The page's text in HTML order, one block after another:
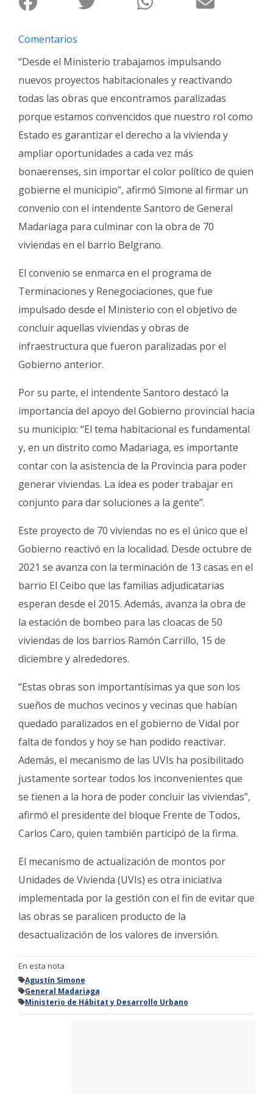
Fúnebres
Comentarios
“Desde el Ministerio trabajamos impulsando
nuevos proyectos habitacionales y reactivando
todas las obras que encontramos paralizadas
porque estamos convencidos que nuestro rol como
Estado es garantizar el derecho a la vivienda y
ampliar oportunidades a cada vez más
bonaerenses, sin importar el color político de quien
gobierne el municipio”, afirmó Simone al firmar un
convenio con el intendente Santoro de General
Madariaga para culminar con la obra de 70
viviendas en el barrio Belgrano.
El convenio se enmarca en el programa de
Terminaciones y Renegociaciones, que fue
impulsado desde el Ministerio con el objetivo de
concluir aquellas viviendas y obras de
infraestructura que fueron paralizadas por el
Gobierno anterior.
Por su parte, el intendente Santoro destacó la
importancia del apoyo del Gobierno provincial hacia
su municipio: “El tema habitacional es fundamental
y, en un distrito como Madariaga, es importante
contar con la asistencia de la Provincia para poder
generar viviendas. La idea es poder trabajar en
conjunto para dar soluciones a la gente”.
Este proyecto de 70 viviendas no es el único que el
Gobierno reactivó en la localidad. Desde octubre de
2021 se avanza con la terminación de 13 casas en el
barrio El Ceibo que las familias adjudicatarias
esperan desde el 2015. Además, avanza la obra de
la estación de bombeo para las cloacas de 50
viviendas de los barrios Ramón Carrillo, 15 de
diciembre y alrededores.
“Estas obras son importantísimas ya que son los
sueños de muchos vecinos y vecinas que habían
quedado paralizados en el gobierno de Vidal por
falta de fondos y hoy se han podido reactivar.
Además, el mecanismo de las UVIs ha posibilitado
justamente sortear todos los inconvenientes que
se tienen a la hora de poder concluir las viviendas”,
afirmó el presidente del bloque Frente de Todos,
Carlos Caro, quien también participó de la firma.
El mecanismo de actualización de montos por
Unidades de Vivienda (UVIs) es otra iniciativa
implementada por la gestión con el fin de evitar que
las obras se paralicen producto de la
desactualización de los valores de inversión.
En esta nota
Agustín Simone
General Madariaga
Ministerio de Hábitat y Desarrollo Urbano